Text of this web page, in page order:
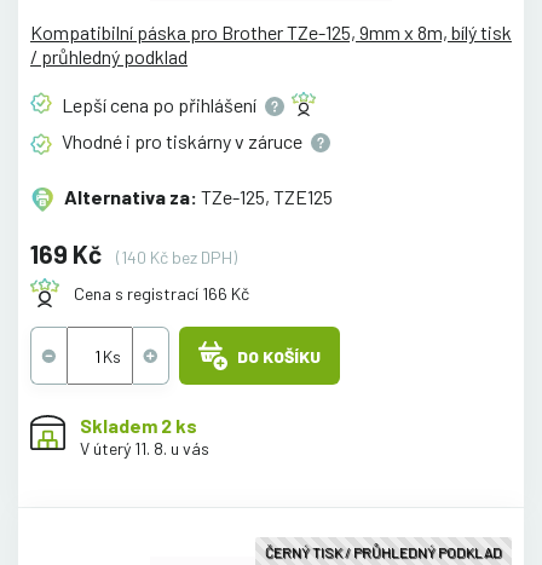
Kompatibilní páska pro Brother TZe-125, 9mm x 8m, bílý tisk
/ průhledný podklad
Lepší cena po přihlášení
Vhodné i pro tiskárny v záruce
Alternativa za: TZe-125, TZE125
169 Kč
(140 Kč bez DPH)
Cena s registrací 166 Kč
DO KOŠÍKU
Skladem 2 ks
V úterý 11. 8. u vás
ČERNÝ TISK / PRŮHLEDNÝ PODKLAD